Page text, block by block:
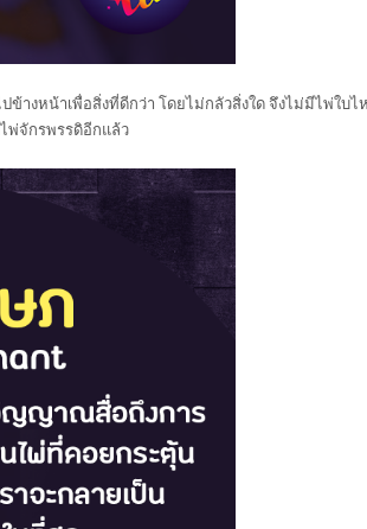
ข้างหน้าเพื่อสิ่งที่ดีกว่า โดยไม่กลัวสิ่งใด จึงไม่มีไพ่ใบไ
พ่จักรพรรดิอีกแล้ว